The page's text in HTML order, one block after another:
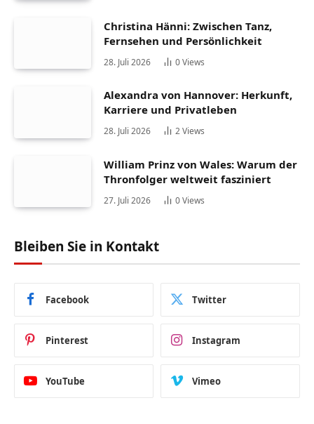
Christina Hänni: Zwischen Tanz,
Fernsehen und Persönlichkeit
28. Juli 2026 0Views
Alexandra von Hannover: Herkunft,
Karriere und Privatleben
28. Juli 2026 2Views
William Prinz von Wales: Warum der
Thronfolger weltweit fasziniert
27. Juli 2026 0Views
Bleiben Sie in Kontakt
Facebook Twitter
Pinterest Instagram
YouTube Vimeo